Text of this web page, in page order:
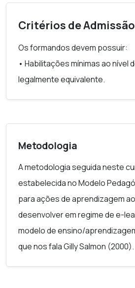
ciberespaço.
melhorar a sua cibersegurança;
• Desenvolver competências e
internet de forma segura.
• Intercomunicar online de
de formação/aprendizagem
orientada, com recurso à Web.
Critérios de Admissão
Os formandos devem possuir:
• Habilitações mínimas ao nível
legalmente equivalente.
Metodologia
A metodologia seguida neste
estabelecida no Modelo
para ações de aprendizagem
desenvolver em regime de e-
modelo de ensino/
que nos fala Gilly Salmon (2000).